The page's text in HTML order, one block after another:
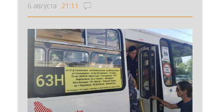
6 августа 21:11